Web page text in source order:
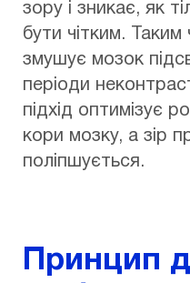
зору і зникає, як
бути чітким.
змушує мозок
періоди
підхід оптимізує
кори мозку, а зір
поліпшується.
Принцип